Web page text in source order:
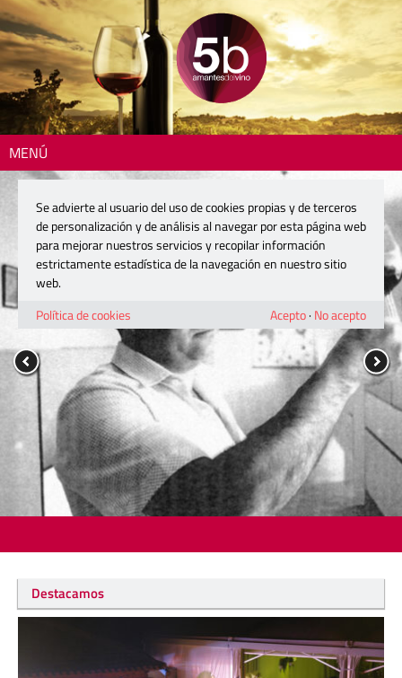
MENÚ
Destacamos
Se advierte al usuario del uso de cookies propias y de terceros
de personalización y de análisis al navegar por esta página web
para mejorar nuestros servicios y recopilar información
estrictamente estadística de la navegación en nuestro sitio
web.
Política de cookies
Acepto· No acepto